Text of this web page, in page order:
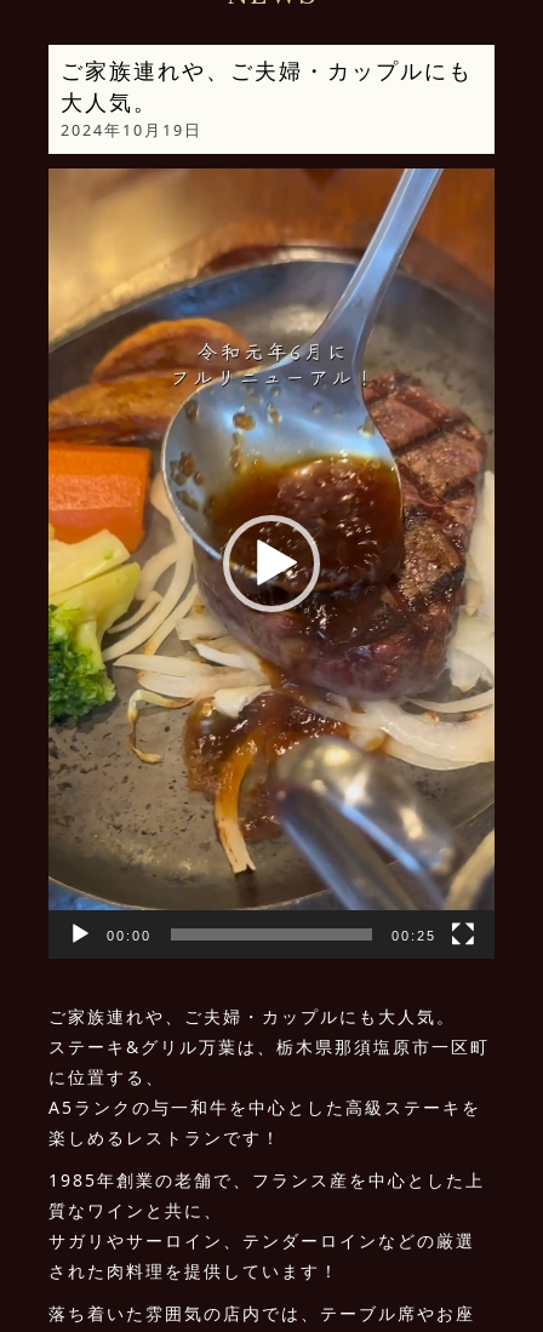
ご家族連れや、ご夫婦・カップルにも
大人気。
2024年10月19日
ヤ
00:00 00:25
ご家族連れや、ご夫婦・カップルにも大人気。
ステーキ&グリル万葉は、栃木県那須塩原市一区町
に位置する、
A5ランクの与一和牛を中心とした高級ステーキを
楽しめるレストランです！
1985年創業の老舗で、フランス産を中心とした上
質なワインと共に、
サガリやサーロイン、テンダーロインなどの厳選
された肉料理を提供しています！
落ち着いた雰囲気の店内では、テーブル席やお座